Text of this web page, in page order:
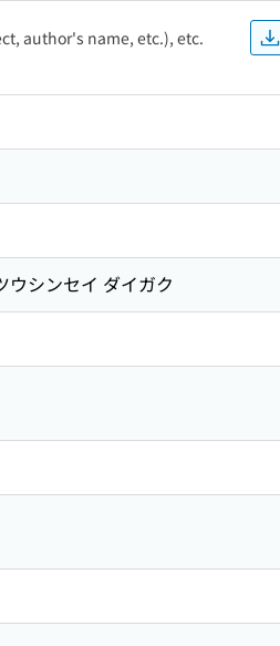
author's name, etc.), etc.
ウシンセイ ダイガク